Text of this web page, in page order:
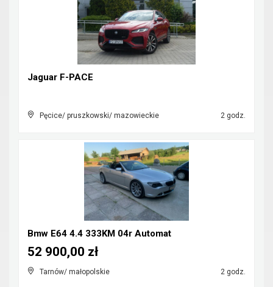
Jaguar F-PACE
Pęcice/ pruszkowski/ mazowieckie 2 godz.
Bmw E64 4.4 333KM 04r Automat
Tarnów/ małopolskie 2 godz.
52 900,00 zł